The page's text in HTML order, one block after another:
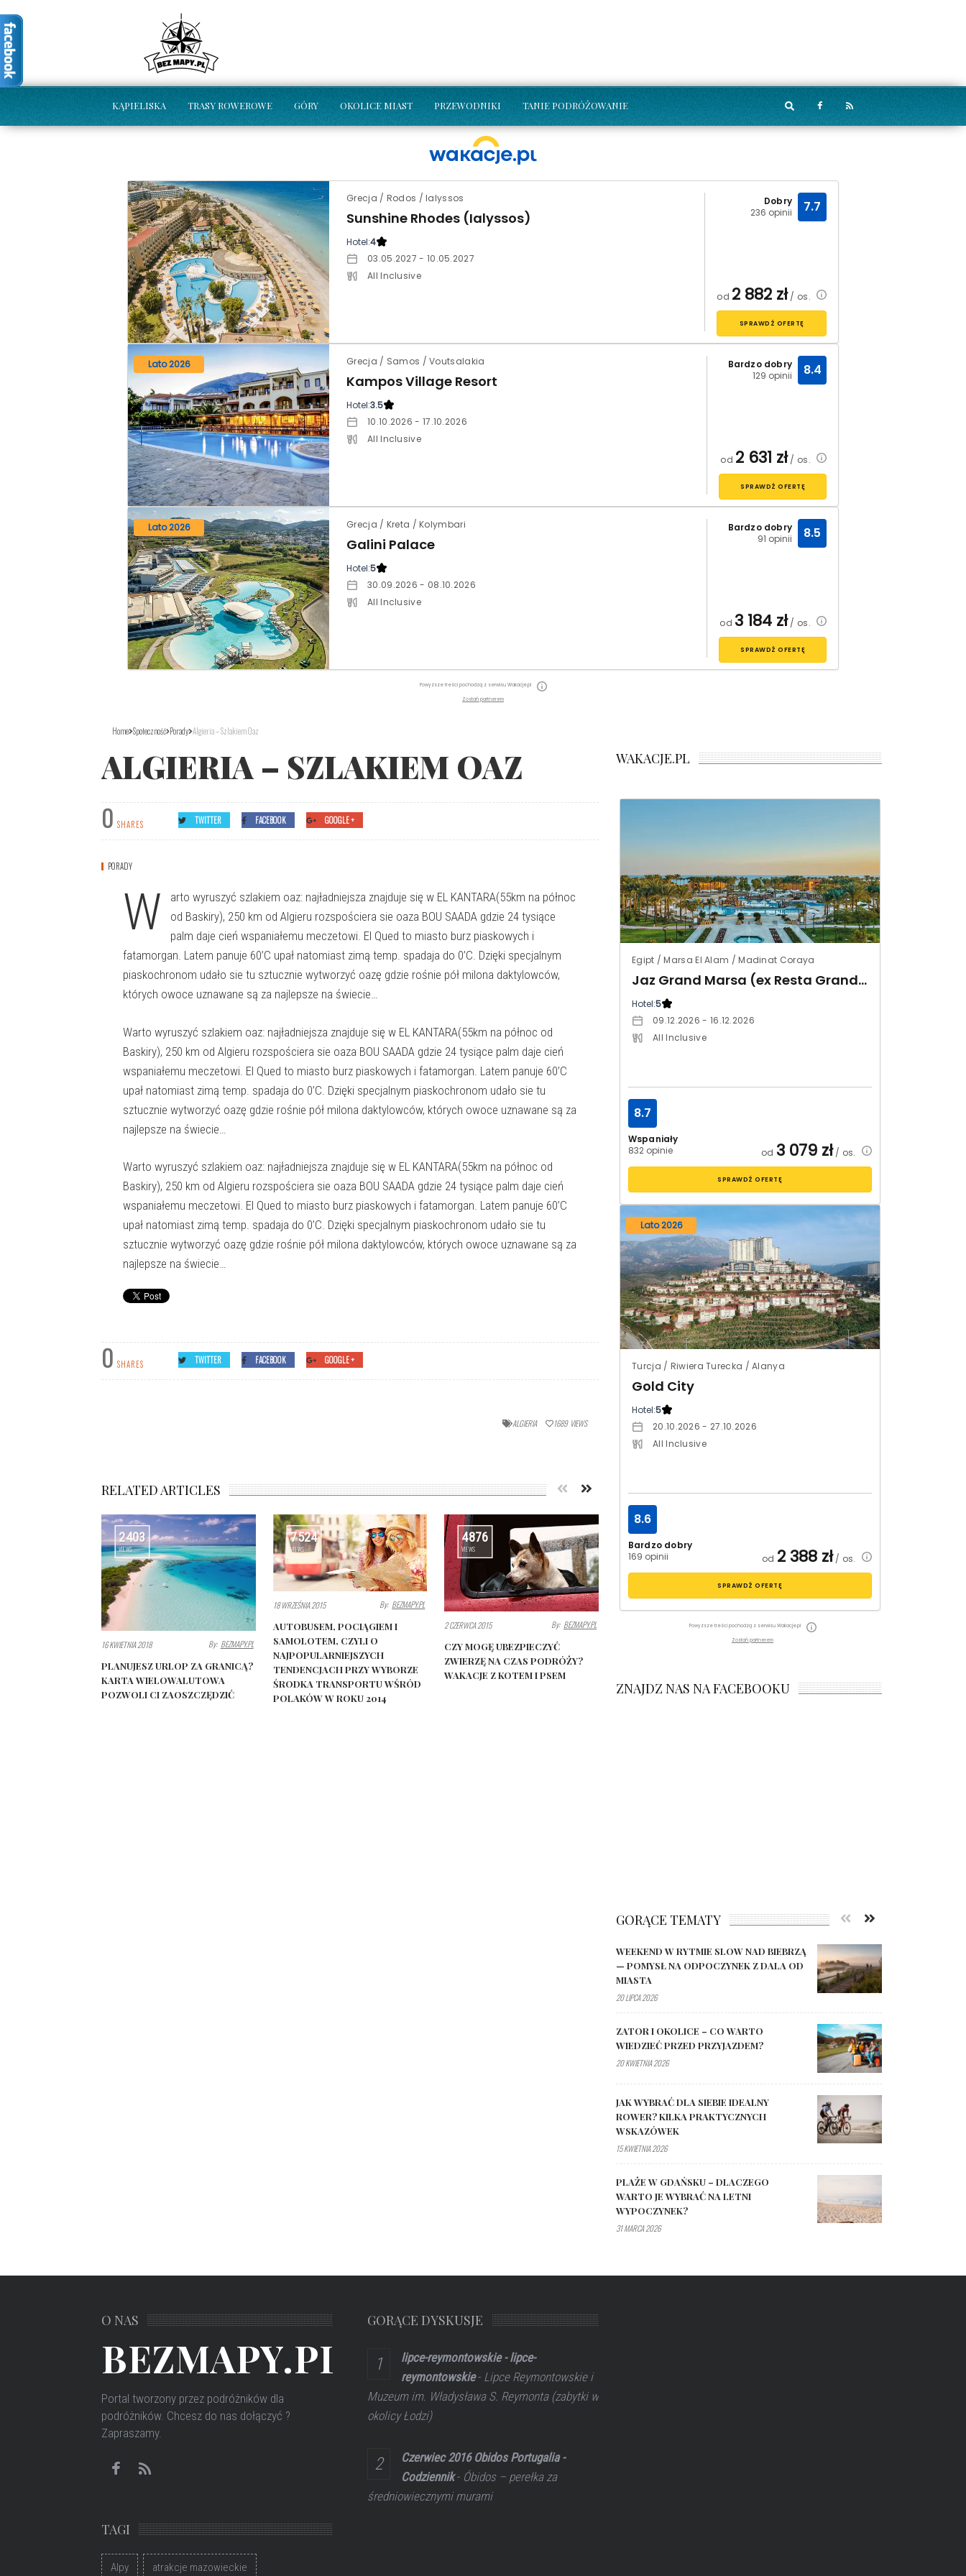
KĄPIELISKA TRASY ROWEROWE GÓRY OKOLICE MIAST PRZEWODNIKI TANIE PODRÓŻOWANIE
Grecja / Rodos / Ialyssos
Sunshine Rhodes (Ialyssos)
Hotel:4
03.05.2027 - 10.05.2027
All Inclusive
Dobry
236 opinii
7.7
od 2 882 zł/ os.
SPRAWDŹ OFERTĘ
Lato 2026 Grecja / Samos / Voutsalakia
Kampos Village Resort
Hotel:3.5
10.10.2026 - 17.10.2026
All Inclusive
Bardzo dobry
129 opinii
8.4
od 2 631 zł/ os.
SPRAWDŹ OFERTĘ
Lato 2026 Grecja / Kreta / Kolymbari
Galini Palace
Hotel:5
30.09.2026 - 08.10.2026
All Inclusive
Bardzo dobry
91 opinii
8.5
od 3 184 zł/ os.
SPRAWDŹ OFERTĘ
Powyższe treści pochodzą z serwisu Wakacje.pl
Zostań partnerem
Home Społeczność Porady Algieria – Szlakiem Oaz
ALGIERIA – SZLAKIEM OAZ
0 SHARES TWITTER FACEBOOK GOOGLE +
PORADY
W
arto wyruszyć szlakiem oaz: najładniejsza znajduje się w EL KANTARA(55km na północ
od Baskiry), 250 km od Algieru rozspościera sie oaza BOU SAADA gdzie 24 tysiące
palm daje cień wspaniałemu meczetowi. El Qued to miasto burz piaskowych i
fatamorgan. Latem panuje 60’C upał natomiast zimą temp. spadaja do 0’C. Dzięki specjalnym
piaskochronom udało sie tu sztucznie wytworzyć oazę gdzie rośnie pół milona daktylowców,
których owoce uznawane są za najlepsze na świecie…
Warto wyruszyć szlakiem oaz: najładniejsza znajduje się w EL KANTARA(55km na północ od
Baskiry), 250 km od Algieru rozspościera sie oaza BOU SAADA gdzie 24 tysiące palm daje cień
wspaniałemu meczetowi. El Qued to miasto burz piaskowych i fatamorgan. Latem panuje 60’C
upał natomiast zimą temp. spadaja do 0’C. Dzięki specjalnym piaskochronom udało sie tu
sztucznie wytworzyć oazę gdzie rośnie pół milona daktylowców, których owoce uznawane są za
najlepsze na świecie…
Warto wyruszyć szlakiem oaz: najładniejsza znajduje się w EL KANTARA(55km na północ od
Baskiry), 250 km od Algieru rozspościera sie oaza BOU SAADA gdzie 24 tysiące palm daje cień
wspaniałemu meczetowi. El Qued to miasto burz piaskowych i fatamorgan. Latem panuje 60’C
upał natomiast zimą temp. spadaja do 0’C. Dzięki specjalnym piaskochronom udało sie tu
sztucznie wytworzyć oazę gdzie rośnie pół milona daktylowców, których owoce uznawane są za
najlepsze na świecie…
0 SHARES TWITTER FACEBOOK GOOGLE +
ALGIERIA 1689 VIEWS
RELATED ARTICLES
2403
VIEWS
16 KWIETNIA 2018 By: BEZMAPY.PL
PLANUJESZ URLOP ZA GRANICĄ?
KARTA WIELOWALUTOWA
POZWOLI CI ZAOSZCZĘDZIĆ
7524
VIEWS
18 WRZEŚNIA 2015 By: BEZMAPY.PL
AUTOBUSEM, POCIĄGIEM I
SAMOLOTEM, CZYLI O
NAJPOPULARNIEJSZYCH
TENDENCJACH PRZY WYBORZE
ŚRODKA TRANSPORTU WŚRÓD
POLAKÓW W ROKU 2014
4876
VIEWS
2 CZERWCA 2015 By: BEZMAPY.PL
CZY MOGĘ UBEZPIECZYĆ
ZWIERZĘ NA CZAS PODRÓŻY?
WAKACJE Z KOTEM I PSEM
WAKACJE.PL
Egipt / Marsa El Alam / Madinat Coraya
Jaz Grand Marsa (ex Resta Grand Resort)
Hotel:5
09.12.2026 - 16.12.2026
All Inclusive
Wspaniały
832 opinie
8.7
od 3 079 zł/ os.
SPRAWDŹ OFERTĘ
Lato 2026
Turcja / Riwiera Turecka / Alanya
Gold City
Hotel:5
20.10.2026 - 27.10.2026
All Inclusive
Bardzo dobry
169 opinii
8.6
od 2 388 zł/ os.
SPRAWDŹ OFERTĘ
Powyższe treści pochodzą z serwisu Wakacje.pl
Zostań partnerem
ZNAJDZ NAS NA FACEBOOKU
GORĄCE TEMATY
WEEKEND W RYTMIE SLOW NAD BIEBRZĄ
— POMYSŁ NA ODPOCZYNEK Z DALA OD
MIASTA
20 LIPCA 2026
ZATOR I OKOLICE – CO WARTO
WIEDZIEĆ PRZED PRZYJAZDEM?
20 KWIETNIA 2026
JAK WYBRAĆ DLA SIEBIE IDEALNY
ROWER? KILKA PRAKTYCZNYCH
WSKAZÓWEK
15 KWIETNIA 2026
PLAŻE W GDAŃSKU – DLACZEGO
WARTO JE WYBRAĆ NA LETNI
WYPOCZYNEK?
31 MARCA 2026
O NAS
BEZMAPY.PL
Portal tworzony przez podróżników dla
podróżników. Chcesz do nas dołączyć ?
Zapraszamy.
TAGI
Alpy atrakcje mazowieckie
GORĄCE DYSKUSJE
lipce-reymontowskie - lipce-
reymontowskie- Lipce Reymontowskie i
Muzeum im. Władysława S. Reymonta (zabytki w
okolicy Łodzi)
Czerwiec 2016 Obidos Portugalia -
Codziennik- Óbidos – perełka za
średniowiecznymi murami